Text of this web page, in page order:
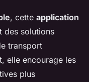
, cette application
des solutions
transport
elle encourage les
plus